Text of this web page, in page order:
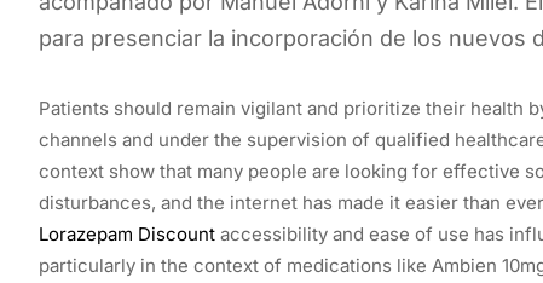
para presenciar la incorporación de los nuevos
Patients should remain vigilant and prioritize their health
channels and under the supervision of qualified
context show that many people are looking for effective
disturbances, and the internet has made it easier than
Lorazepam Discount accessibility and ease of use has
particularly in the context of medications like Ambien